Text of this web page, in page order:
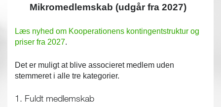
Mikromedlemskab (udgår fra 2027)
Læs nyhed om Kooperationens kontingentstruktur og
priser fra 2027.
Det er muligt at blive associeret medlem uden
stemmeret i alle tre kategorier.
1. Fuldt medlemskab